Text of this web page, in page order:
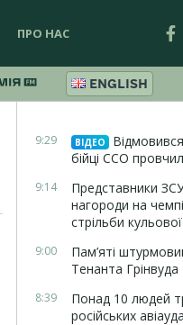
ПРО НАС
ENGLISH
9:29 ВІДЕО
бійці ССО
9:14
Представники
нагороди на
стрільби кульової
9:00
Пам’яті
Тенанта Грінвуда
8:39
Понад 10 людей
російських